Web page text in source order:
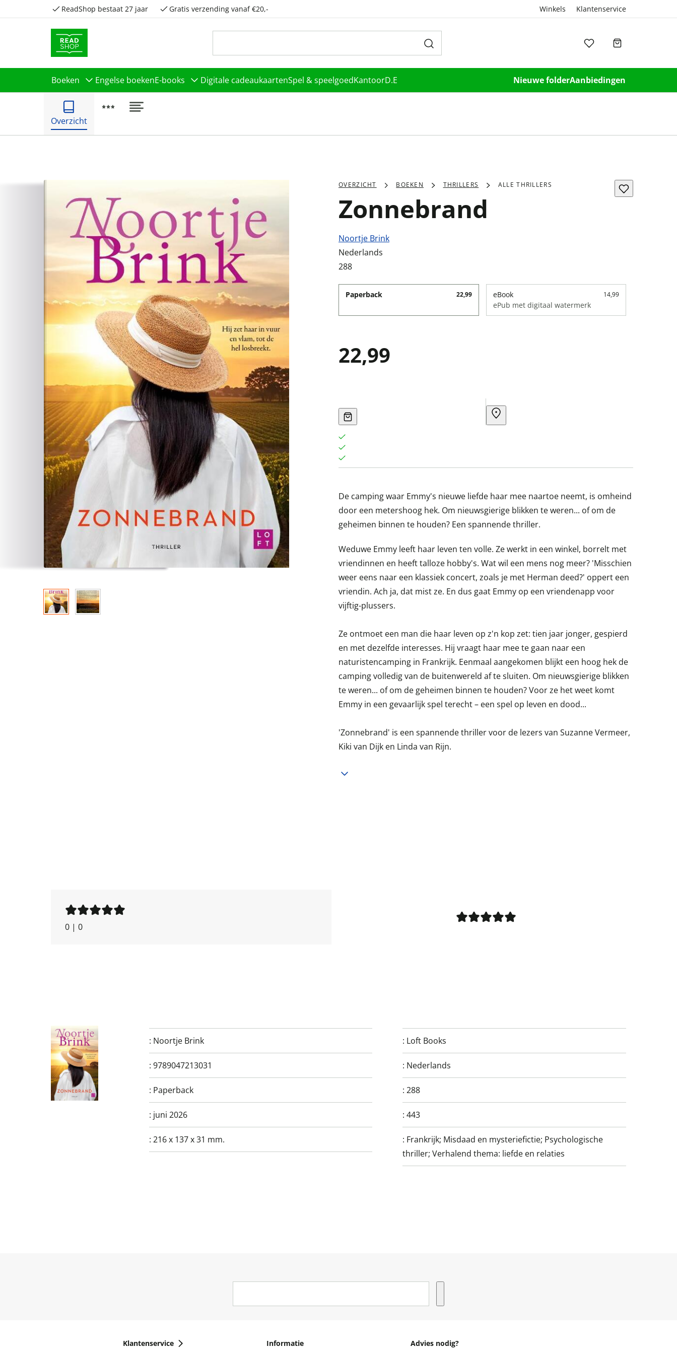
ReadShop bestaat 27 jaar Gratis verzending vanaf €20,- Winkels Klantenservice
Boeken Engelse boekenE-books Digitale cadeaukaartenSpel & speelgoedKantoorD.E Nieuwe folderAanbiedingen
Overzicht
OVERZICHT BOEKEN THRILLERS ALLE THRILLERS
Zonnebrand
Noortje Brink
Nederlands
288
Paperback 22,99 eBook 14,99
ePub met digitaal watermerk
22,99
De camping waar Emmy's nieuwe liefde haar mee naartoe neemt, is omheind
door een metershoog hek. Om nieuwsgierige blikken te weren... of om de
geheimen binnen te houden? Een spannende thriller.
Weduwe Emmy leeft haar leven ten volle. Ze werkt in een winkel, borrelt met
vriendinnen en heeft talloze hobby's. Wat wil een mens nog meer? 'Misschien
weer eens naar een klassiek concert, zoals je met Herman deed?' oppert een
vriendin. Ach ja, dat mist ze. En dus gaat Emmy op een vriendenapp voor
vijftig-plussers.
Ze ontmoet een man die haar leven op z'n kop zet: tien jaar jonger, gespierd
en met dezelfde interesses. Hij vraagt haar mee te gaan naar een
naturistencamping in Frankrijk. Eenmaal aangekomen blijkt een hoog hek de
camping volledig van de buitenwereld af te sluiten. Om nieuwsgierige blikken
te weren... of om de geheimen binnen te houden? Voor ze het weet komt
Emmy in een gevaarlijk spel terecht – een spel op leven en dood...
'Zonnebrand' is een spannende thriller voor de lezers van Suzanne Vermeer,
Kiki van Dijk en Linda van Rijn.
0 | 0
: Noortje Brink : Loft Books
: 9789047213031 : Nederlands
: Paperback :288
: juni 2026 :443
: 216 x 137 x 31 mm. : Frankrijk; Misdaad en mysteriefictie; Psychologische
thriller; Verhalend thema: liefde en relaties
Klantenservice Informatie Advies nodig?